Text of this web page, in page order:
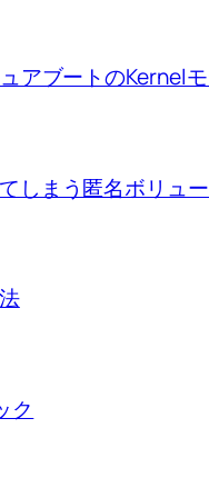
アブートのKernel
まう匿名ボリュ
ク